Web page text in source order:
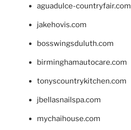
aguadulce-countryfair.com
jakehovis.com
bosswingsduluth.com
birminghamautocare.com
tonyscountrykitchen.com
jbellasnailspa.com
mychaihouse.com